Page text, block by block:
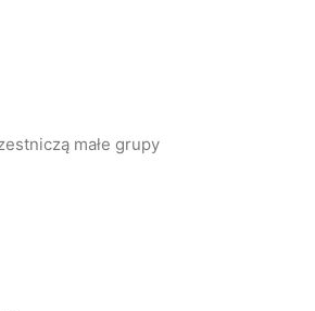
małe grupy